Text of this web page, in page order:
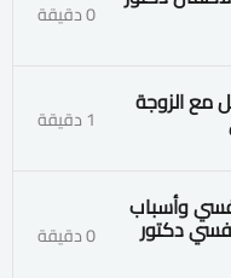
0 دقيقة
مع الزوجة 1 دقيقة
وأسباب
دكتور 0 دقيقة